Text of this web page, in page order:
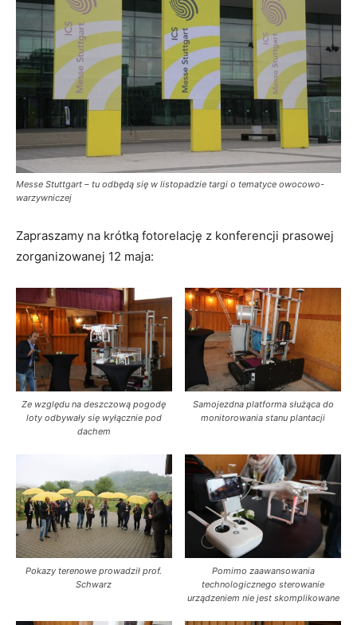
Messe Stuttgart – tu odbędą się w listopadzie targi o tematyce owocowo-
warzywniczej
Zapraszamy na krótką fotorelację z konferencji prasowej
zorganizowanej 12 maja:
Ze względu na deszczową pogodę
loty odbywały się wyłącznie pod
dachem
Samojezdna platforma służąca do
monitorowania stanu plantacji
Pokazy terenowe prowadził prof.
Schwarz
Pomimo zaawansowania
technologicznego sterowanie
urządzeniem nie jest skomplikowane